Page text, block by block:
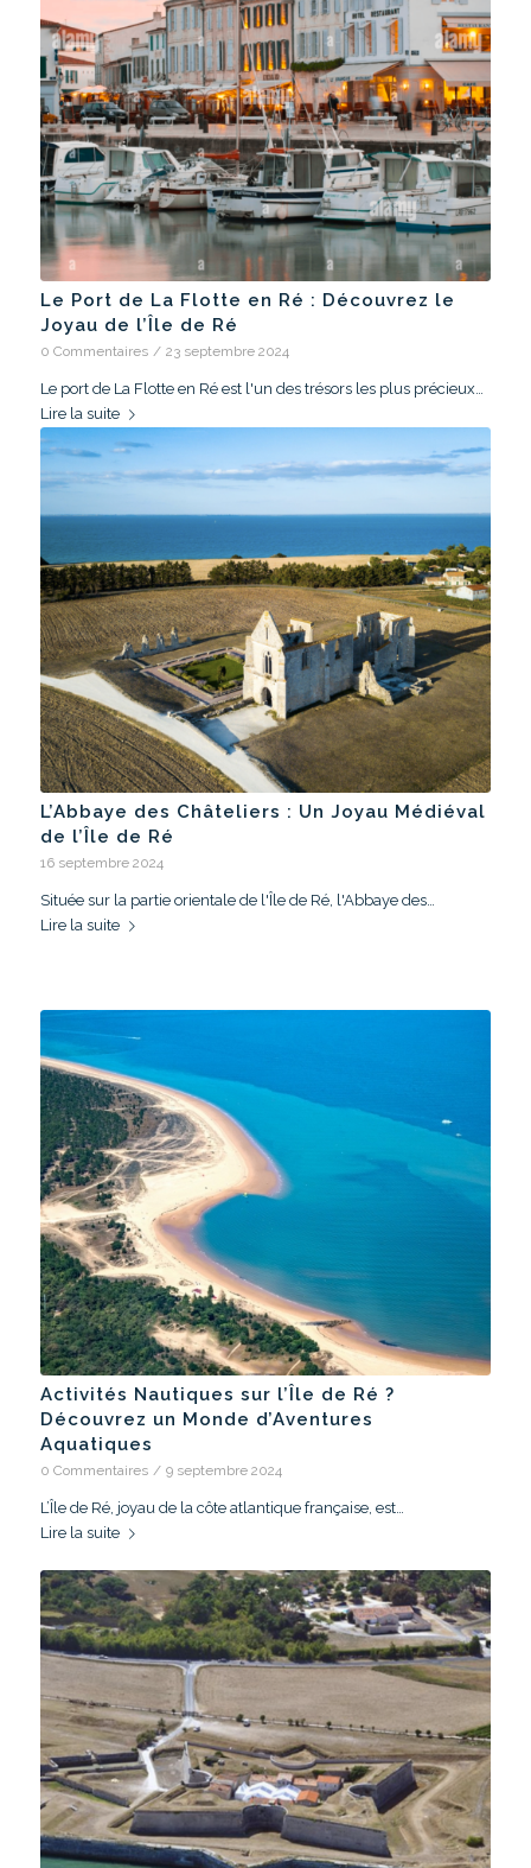
Le Port de La Flotte en Ré : Découvrez le
Joyau de l’Île de Ré
0 Commentaires / 23 septembre 2024
Le port de La Flotte en Ré est l'un des trésors les plus précieux…
Lire la suite
L’Abbaye des Châteliers : Un Joyau Médiéval
de l’Île de Ré
16 septembre 2024
Située sur la partie orientale de l'Île de Ré, l'Abbaye des…
Lire la suite
Activités Nautiques sur l’Île de Ré ?
Découvrez un Monde d’Aventures
Aquatiques
0 Commentaires / 9 septembre 2024
L’Île de Ré, joyau de la côte atlantique française, est…
Lire la suite